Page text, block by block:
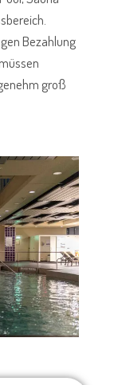
Bezahlung
groß